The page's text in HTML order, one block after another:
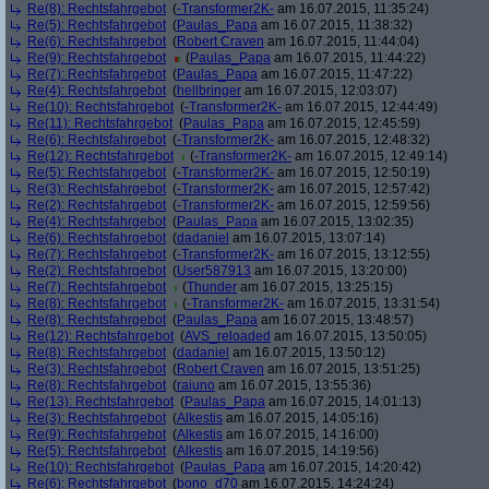
Re(8): Rechtsfahrgebot (-Transformer2K- am 16.07.2015, 11:35:24)
Re(5): Rechtsfahrgebot (Paulas_Papa am 16.07.2015, 11:38:32)
Re(6): Rechtsfahrgebot (Robert Craven am 16.07.2015, 11:44:04)
Re(9): Rechtsfahrgebot
(Paulas_Papa am 16.07.2015, 11:44:22)
Re(7): Rechtsfahrgebot (Paulas_Papa am 16.07.2015, 11:47:22)
Re(4): Rechtsfahrgebot (hellbringer am 16.07.2015, 12:03:07)
Re(10): Rechtsfahrgebot (-Transformer2K- am 16.07.2015, 12:44:49)
Re(11): Rechtsfahrgebot (Paulas_Papa am 16.07.2015, 12:45:59)
Re(6): Rechtsfahrgebot (-Transformer2K- am 16.07.2015, 12:48:32)
Re(12): Rechtsfahrgebot
(-Transformer2K- am 16.07.2015, 12:49:14)
Re(5): Rechtsfahrgebot (-Transformer2K- am 16.07.2015, 12:50:19)
Re(3): Rechtsfahrgebot (-Transformer2K- am 16.07.2015, 12:57:42)
Re(2): Rechtsfahrgebot (-Transformer2K- am 16.07.2015, 12:59:56)
Re(4): Rechtsfahrgebot (Paulas_Papa am 16.07.2015, 13:02:35)
Re(6): Rechtsfahrgebot (dadaniel am 16.07.2015, 13:07:14)
Re(7): Rechtsfahrgebot (-Transformer2K- am 16.07.2015, 13:12:55)
Re(2): Rechtsfahrgebot (User587913 am 16.07.2015, 13:20:00)
Re(7): Rechtsfahrgebot
(Thunder am 16.07.2015, 13:25:15)
Re(8): Rechtsfahrgebot
(-Transformer2K- am 16.07.2015, 13:31:54)
Re(8): Rechtsfahrgebot (Paulas_Papa am 16.07.2015, 13:48:57)
Re(12): Rechtsfahrgebot (AVS_reloaded am 16.07.2015, 13:50:05)
Re(8): Rechtsfahrgebot (dadaniel am 16.07.2015, 13:50:12)
Re(3): Rechtsfahrgebot (Robert Craven am 16.07.2015, 13:51:25)
Re(8): Rechtsfahrgebot (raiuno am 16.07.2015, 13:55:36)
Re(13): Rechtsfahrgebot (Paulas_Papa am 16.07.2015, 14:01:13)
Re(3): Rechtsfahrgebot (Alkestis am 16.07.2015, 14:05:16)
Re(9): Rechtsfahrgebot (Alkestis am 16.07.2015, 14:16:00)
Re(5): Rechtsfahrgebot (Alkestis am 16.07.2015, 14:19:56)
Re(10): Rechtsfahrgebot (Paulas_Papa am 16.07.2015, 14:20:42)
Re(6): Rechtsfahrgebot (bono_d70 am 16.07.2015, 14:24:24)